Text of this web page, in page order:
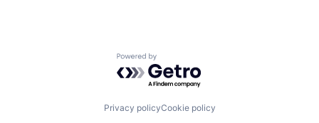
Powered by Getro.com
Privacy policyCookie policy